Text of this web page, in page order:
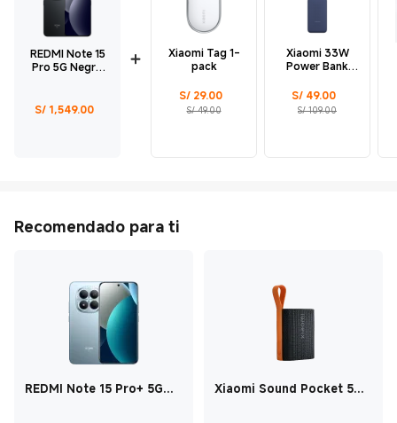
REDMI Note 15
Pro 5G Negro
S/ 1,549.00
Xiaomi Tag 1-
pack
S/ 29.00
Current Price S/ 29
S/ 49.00
Precio de comercialización S/ 49.00
Xiaomi 33W
Power Bank
20000mAh Azul
S/ 49.00
Current Price S/ 49
S/ 109.00
Precio de comercialización S/ 109.00
Recomendado para ti
REDMI Note 15 Pro+ 5G
Xiaomi Sound Pocket 5W